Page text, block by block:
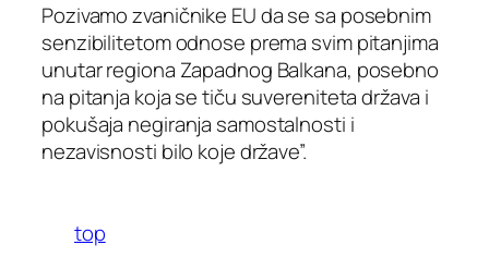
Pozivamo zvaničnike EU da se sa posebnim
senzibilitetom odnose prema svim pitanjima
unutar regiona Zapadnog Balkana, posebno
na pitanja koja se tiču suvereniteta država i
pokušaja negiranja samostalnosti i
nezavisnosti bilo koje države”.
top